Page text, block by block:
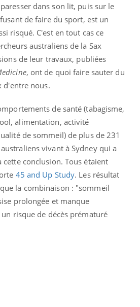
dans son lit, puis sur le
de faire du sport, est un
risqué. C'est en tout cas ce
australiens de la Sax
de leur travaux, publiées
, ont de quoi faire sauter du
d'entre nous.
de santé (tabagisme,
alimentation, activité
de sommeil) de plus de 231
vivant à Sydney qui a
conclusion. Tous étaient
45 and Up Study. Les résultat
la combinaison : "sommeil
prolongée et manque
risque de décès prématuré